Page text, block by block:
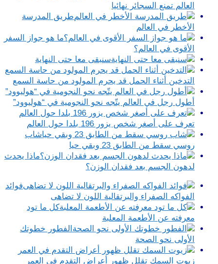
العالم تمنع السجائر نهائيا
طريق المدرسة
الأخطر في العالم
ما هو جواز السفر
الأقوى في العالم؟
سنبقى معا حتى النهاية
التدخين أثناء الحمل قد يحرم المولود من حاسة السمع
أطول رجل في العالم يتّجه نحو النجومية في “هوليوود”
تعرف على أصغر شخص يزور 196 بلدا حول العالم
شاب
روسي سقط من الطابق 23 وبقي حيا
ماذا يحدث
لدهون الجسم بعد فقدان الوزن؟
فوائد
الفواكه الصفراء والبرتقالية اللون لا تضاهى
كل ما تود
معرفته عن الأطعمة المعلبة
الفطور خطوتك
الأولى نحو الصحة
زيوت السمك تقلل ظهور أعراض التقدم في العمر